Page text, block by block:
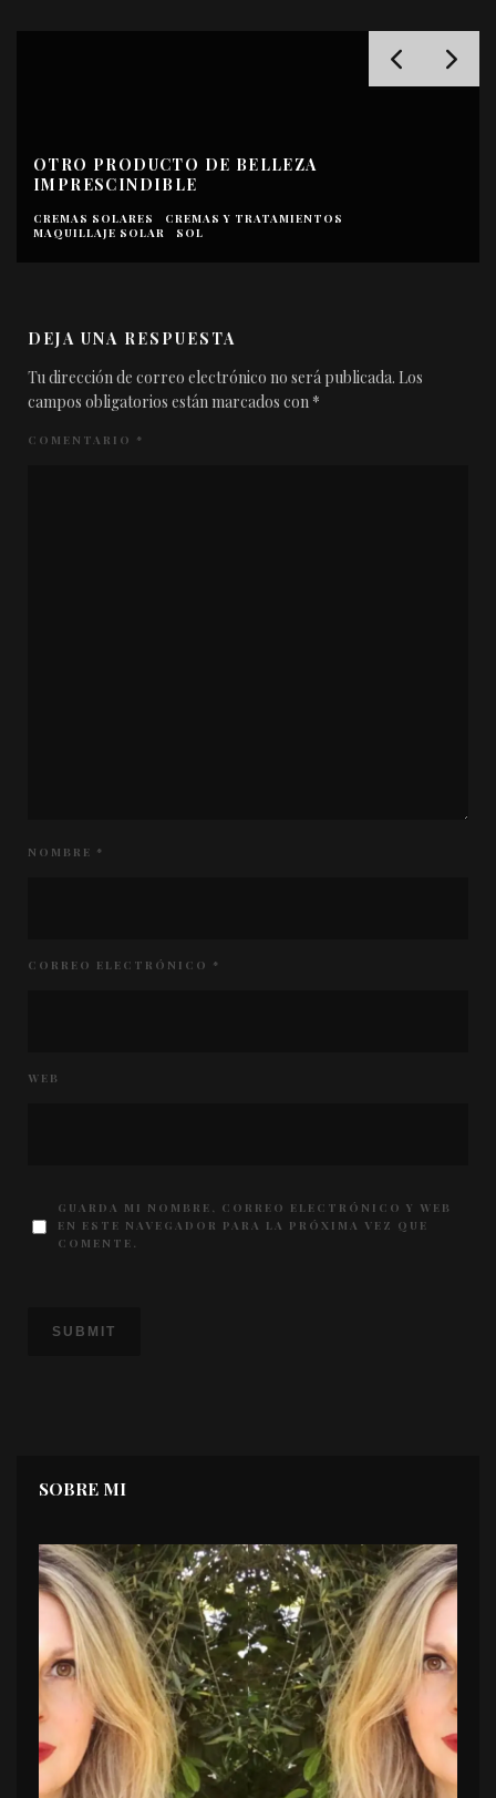
OTRO PRODUCTO DE BELLEZA
IMPRESCINDIBLE
CREMAS SOLARES
CREMAS Y TRATAMIENTOS
MAQUILLAJE SOLAR
SOL
DEJA UNA RESPUESTA
Tu dirección de correo electrónico no será publicada. Los
campos obligatorios están marcados con *
COMENTARIO *
NOMBRE *
CORREO ELECTRÓNICO *
WEB
GUARDA MI NOMBRE, CORREO ELECTRÓNICO Y WEB
EN ESTE NAVEGADOR PARA LA PRÓXIMA VEZ QUE
COMENTE.
SOBRE MI